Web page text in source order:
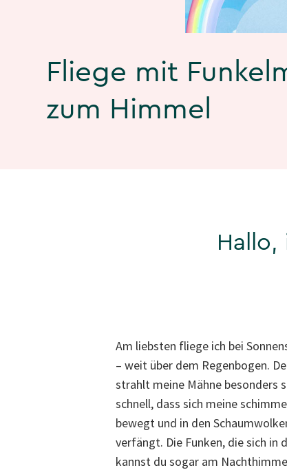
Fliege mit
zum Himmel
Hallo,
Am liebsten fliege ich bei
– weit über dem Regenbogen.
strahlt meine Mähne besonders
schnell, dass sich meine
bewegt und in den
verfängt. Die Funken, die sich in
kannst du sogar am